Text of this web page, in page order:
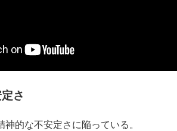
さ
的な不安定さに陥っている。